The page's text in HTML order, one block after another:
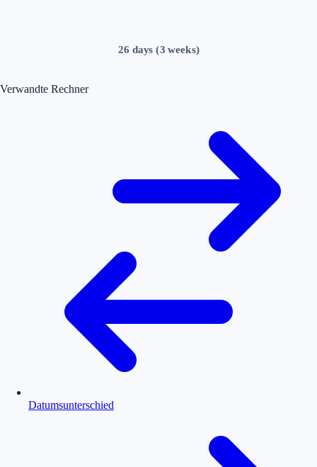
26 days (3 weeks)
Verwandte Rechner
Datumsunterschied